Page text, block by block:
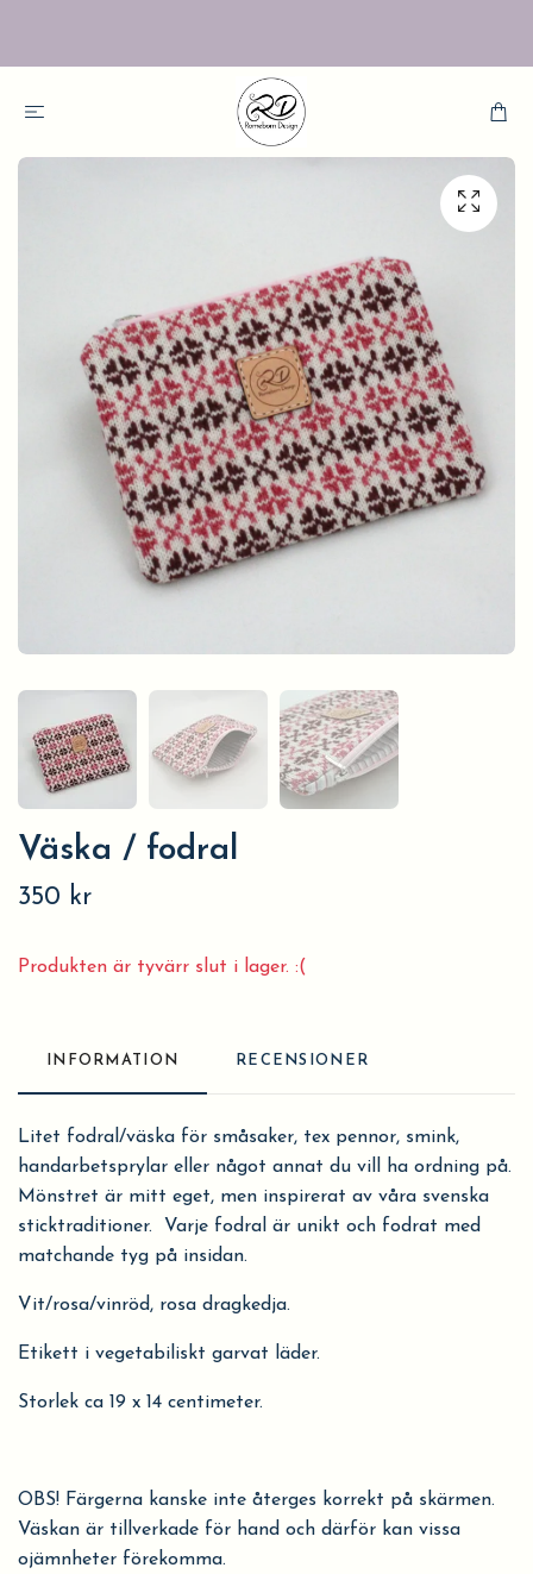
Väska / fodral
350 kr
Produkten är tyvärr slut i lager. :(
INFORMATION RECENSIONER
Litet fodral/väska för småsaker, tex pennor, smink,
handarbetsprylar eller något annat du vill ha ordning på.
Mönstret är mitt eget, men inspirerat av våra svenska
sticktraditioner.
Varje fodral är unikt och fodrat med
matchande tyg på insidan.
Vit/rosa/vinröd, rosa dragkedja.
Etikett i vegetabiliskt garvat läder.
Storlek ca 19 x 14 centimeter.
OBS! Färgerna kanske inte återges korrekt på skärmen.
Väskan är tillverkade för hand och därför kan vissa
ojämnheter förekomma.